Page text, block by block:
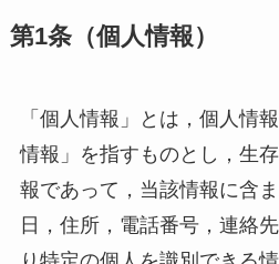
第1条（個人情報）
「個人情報」とは，個人情
情報」を指すものとし，生
報であって，当該情報に含
日，住所，電話番号，連絡